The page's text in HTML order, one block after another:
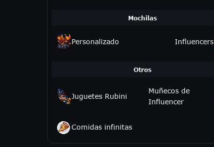
Mochilas
Personalizado Influencers
Otros
Juguetes Rubini
Muñecos de
Influencer
Comidas infinitas